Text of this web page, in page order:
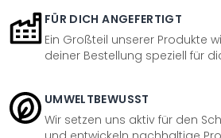
FÜR DICH ANGEFERTIGT
Ein Großteil unserer Produkte
deiner Bestellung speziell für
UMWELTBEWUSST
Wir setzen uns aktiv für den